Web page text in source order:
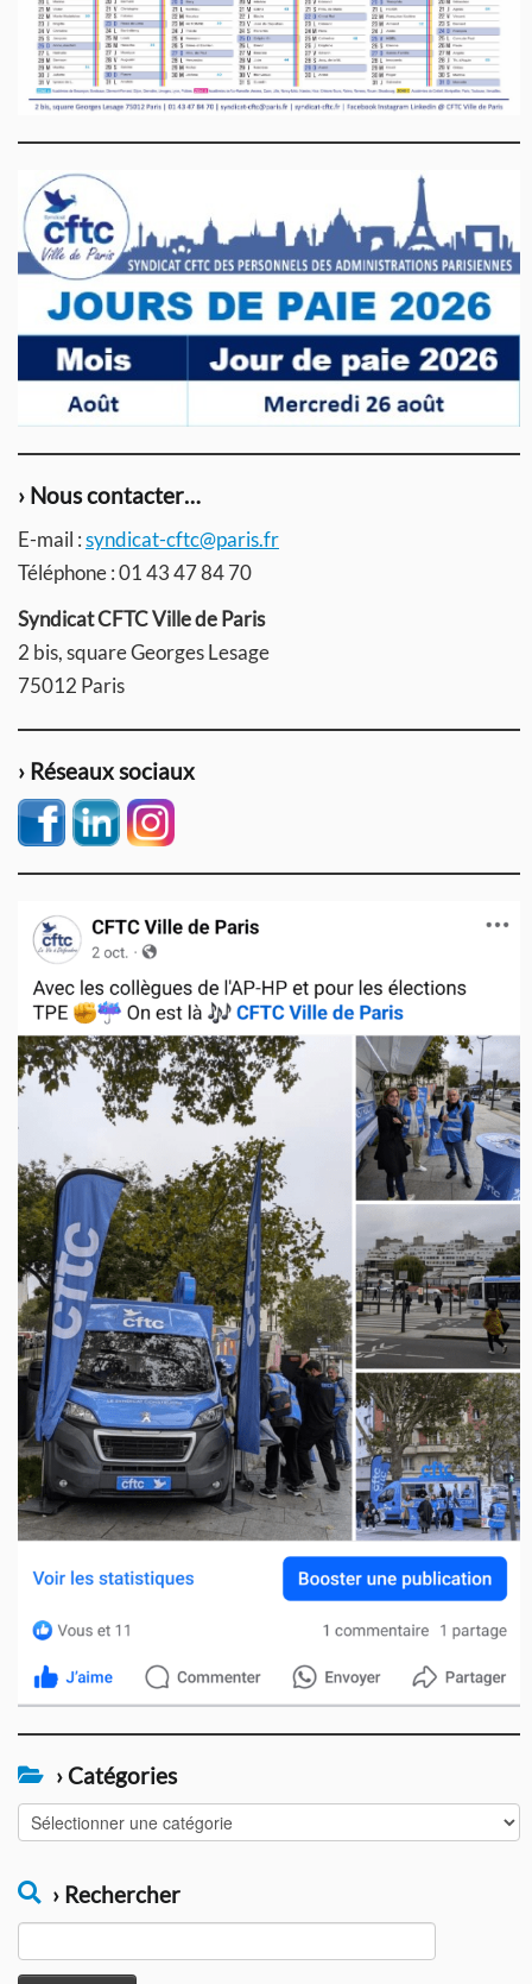
› Nous contacter…
E-mail :syndicat-cftc@paris.fr
Téléphone : 01 43 47 84 70
Syndicat CFTC Ville de Paris
2 bis, square Georges Lesage
75012 Paris
› Réseaux sociaux
› Catégories
Catégories
› Rechercher